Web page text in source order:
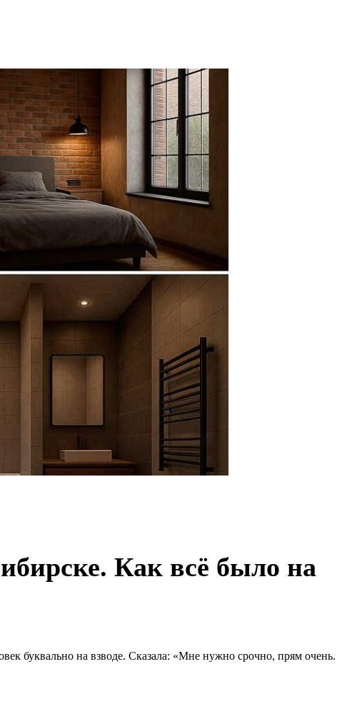
Как всё было на
буквально на взводе. Сказала: «Мне нужно срочно, прям очень.